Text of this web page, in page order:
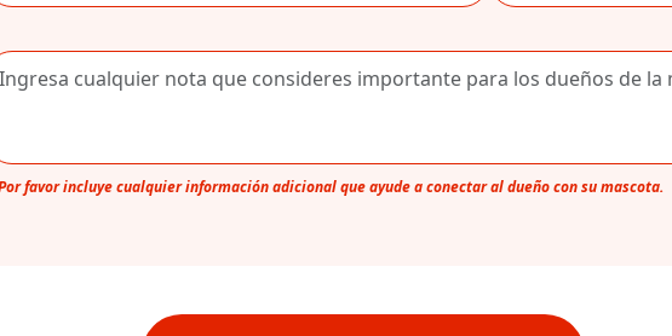
favor incluye cualquier información adicional que ayude a conectar al dueño con su mascota.